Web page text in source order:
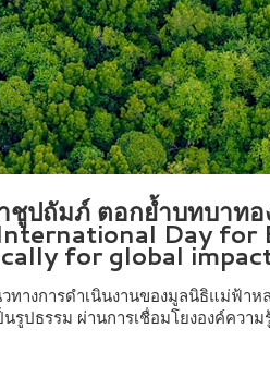
ชูปถัมภ์ ตอกย้ำบทบา
Day
for global
างการดำเนินงานของมูลนิธิแม่ฟ้า
รูปธรรม ผ่านการเชื่อมโยงองค์ค